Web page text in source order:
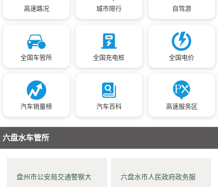
高速路况 城市限行 自驾游
全国车管所 全国充电桩 全国电价
汽车销量榜 汽车百科 高速服务区
六盘水车管所
盘州市公安局交通警察大
六盘水市人民政府政务服